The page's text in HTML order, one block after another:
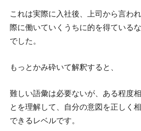
これは実際に入社後、上司から言わ
際に働いていくうちに的を得ている
でした。
もっとかみ砕いて解釈すると、
難しい語彙は必要ないが、ある程度
とを理解して、自分の意図を正しく
できるレベルです。